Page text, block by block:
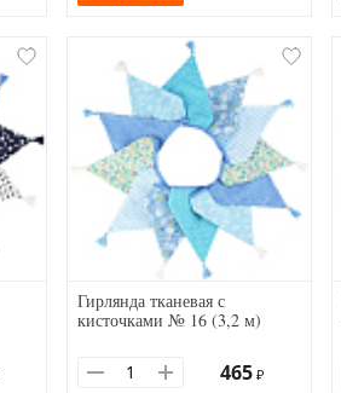
Гирлянда тканевая с
кисточками № 16 (3,2 м)
465 ₽